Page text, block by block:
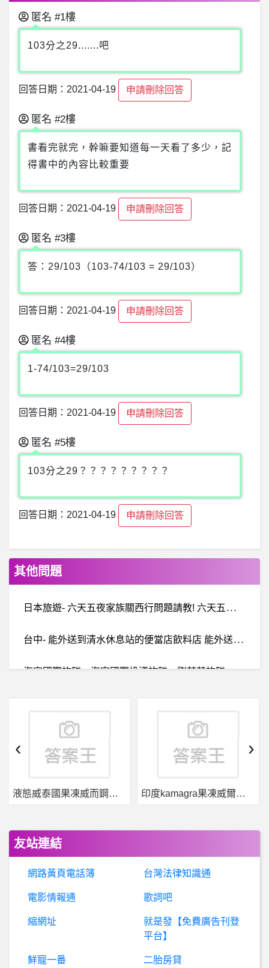
匿名 #1樓
103分之29.......吧
回答日期：2021-04-19 申請刪除回答
匿名 #2樓
書看完就完，幹嘛要知道每一天看了多少，記
得書中的內容比較重要
回答日期：2021-04-19 申請刪除回答
匿名 #3樓
答：29/103（103-74/103 = 29/103）
回答日期：2021-04-19 申請刪除回答
匿名 #4樓
1-74/103=29/103
回答日期：2021-04-19 申請刪除回答
匿名 #5樓
103分之29？？？？？？？？？
回答日期：2021-04-19 申請刪除回答
其他問題
日
本旅遊- 六天五夜家族關西行問題請教! 六天五夜家族關西行問題請教!
台
中- 能外送到清水休息站的便當店飲料店 能外送到清水休息站的便當店飲料店
海
富國際詐騙，海富國際投資詐騙，劉芳芩詐騙，Berti詐騙，雄有清詐騙，陳雅琪詐騙，海富線上特訓班詐騙群
智威國際安全嗎？智威國際國際是詐騙嗎？
希
洽- p5s steam版 全螢幕黑屏 p5s steam版 全螢幕黑屏
棒球- 現在找統一比較有用吧 現在找統一比較有用吧
希
洽- 日本年輕人不追偶像嗎？ 日本年輕人不追偶像嗎？
棒球- 方克偉臉書 方克偉臉書
棒
球- 那要怎樣 長輩會原諒中華職棒 那要怎樣 長輩會原諒中華職棒
液態威泰國果凍威而鋼哪裡買 印度kamagra果凍威爾剛用於治療男性勃起功能障礙
‹ ›
友站連結
網路黃頁電話簿 台灣法律知識通
電影情報通 歌詞吧
縮網址
就是發【免費廣告刊登
平台】
鮮寵一番 二胎房貸